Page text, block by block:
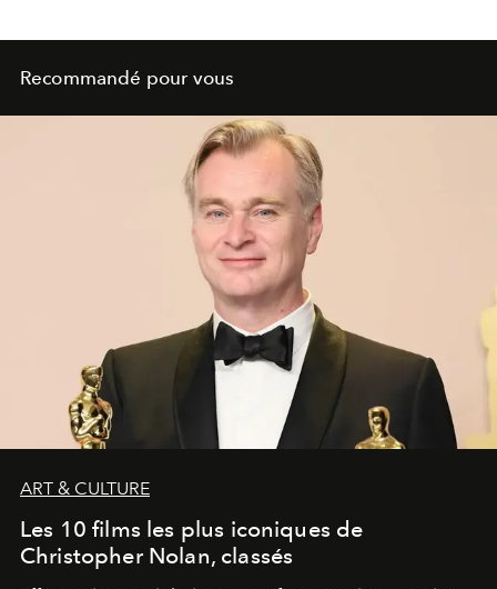
Recommandé pour vous
ART & CULTURE
Les 10 films les plus iconiques de
Christopher Nolan, classés